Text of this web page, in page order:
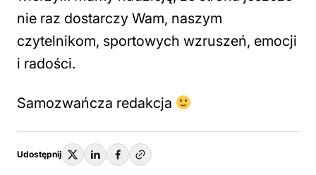
nie raz dostarczy Wam, naszym
czytelnikom, sportowych wzruszeń, emocji
i radości.
Samozwańcza redakcja
Udostępnij